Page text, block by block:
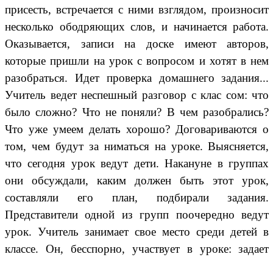
присесть, встречается с ними взглядом, произносит
несколько ободряющих слов, и начинается работа.
Оказывается, записи на доске имеют авторов,
которые пришли на урок с вопросом и хотят в нем
разобраться. Идет проверка домашнего задания...
Учитель ведет неспешный разговор с клас сом: что
было сложно? Что не поняли? В чем разобрались?
Что уже умеем делать хорошо? Договариваются о
том, чем будут за ниматься на уроке. Выясняется,
что сегодня урок ведут дети. Накануне в группах
они обсуждали, каким должен быть этот урок,
составляли его план, подбирали задания.
Представители одной из групп поочередно ведут
урок. Учитель занимает свое место среди детей в
классе. Он, бесспорно, участвует в уроке: задает